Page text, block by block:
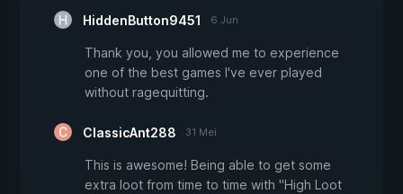
HiddenButton9451 6 Jun
Thank you, you allowed me to experience
one of the best games I've ever played
without ragequitting.
ClassicAnt288 31 Mei
This is awesome! Being able to get some
extra loot from time to time with "High Loot